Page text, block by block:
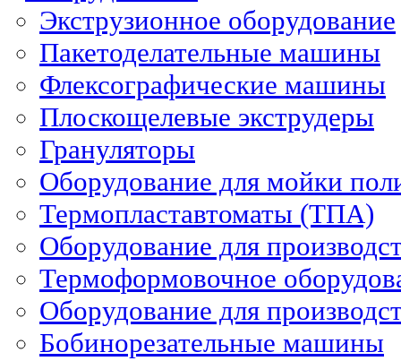
Экструзионное оборудование
Пакетоделательные машины
Флексографические машины
Плоскощелевые экструдеры
Грануляторы
Оборудование для мойки
Термопластавтоматы (ТПА)
Оборудование для
Термоформовочное
Оборудование для
Бобинорезательные машины